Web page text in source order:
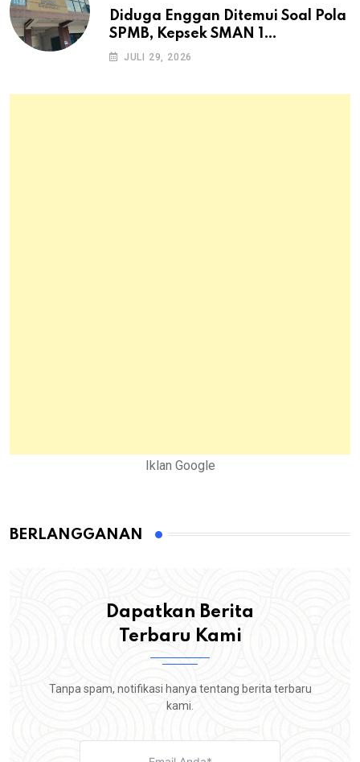
Diduga Enggan Ditemui Soal Pola
SPMB, Kepsek SMAN 1
Dayeuhkolot Dikeluhkan Orang
JULI 29, 2026
Iklan Google
BERLANGGANAN
Dapatkan Berita
Terbaru Kami
Tanpa spam, notifikasi hanya tentang berita terbaru
kami.